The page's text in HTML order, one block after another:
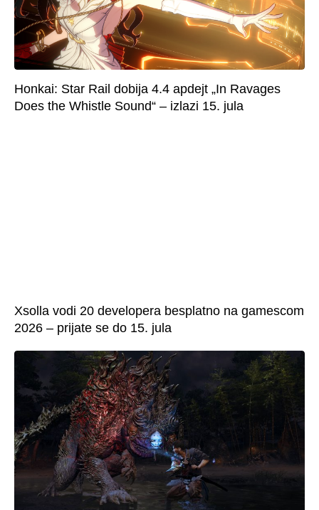
Honkai: Star Rail dobija 4.4 apdejt „In Ravages
Does the Whistle Sound“ – izlazi 15. jula
Xsolla vodi 20 developera besplatno na gamescom
2026 – prijate se do 15. jula